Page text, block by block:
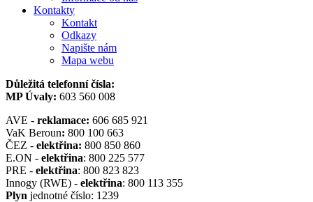
Kontakty
Kontakt
Odkazy
Napište nám
Mapa webu
Důležitá telefonní čísla:
MP Úvaly: 603 560 008
AVE - reklamace: 606 685 921
VaK Beroun: 800 100 663
ČEZ - elektřina: 800 850 860
E.ON - elektřina: 800 225 577
PRE - elektřina: 800 823 823
Innogy (RWE) - elektřina: 800 113 355
Plyn jednotné číslo: 1239